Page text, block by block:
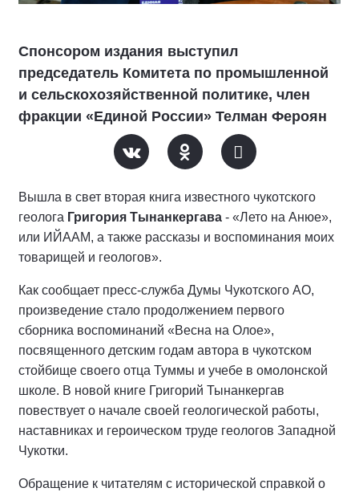
Спонсором издания выступил
председатель Комитета по промышленной
и сельскохозяйственной политике, член
фракции «Единой России» Телман Фероян
Вышла в свет вторая книга известного чукотского
геолога Григория Тынанкергава - «Лето на Анюе»,
или ИЙААМ, а также рассказы и воспоминания моих
товарищей и геологов».
Как сообщает пресс-служба Думы Чукотского АО,
произведение стало продолжением первого
сборника воспоминаний «Весна на Олое»,
посвященного детским годам автора в чукотском
стойбище своего отца Туммы и учебе в омолонской
школе. В новой книге Григорий Тынанкергав
повествует о начале своей геологической работы,
наставниках и героическом труде геологов Западной
Чукотки.
Обращение к читателям с исторической справкой о